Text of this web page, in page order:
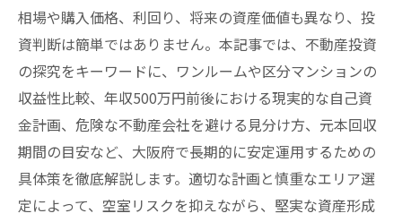
相場や購入価格、利回り、将来の資産価値も異なり、投
資判断は簡単ではありません。本記事では、不動産投資
の探究をキーワードに、ワンルームや区分マンションの
収益性比較、年収500万円前後における現実的な自己資
金計画、危険な不動産会社を避ける見分け方、元本回収
期間の目安など、大阪府で長期的に安定運用するための
具体策を徹底解説します。適切な計画と慎重なエリア選
定によって、空室リスクを抑えながら、堅実な資産形成